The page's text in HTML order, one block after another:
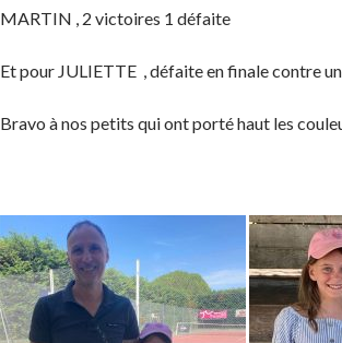
MARTIN , 2 victoires 1 défaite
Et pour JULIETTE , défaite en finale contre
Bravo à nos petits qui ont porté haut les